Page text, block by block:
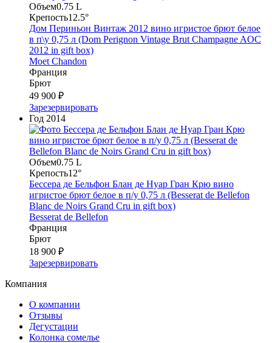
Объем0.75 L
Крепость12.5°
Дом Периньон Винтаж 2012 вино игристое брют белое
в п\у 0,75 л (Dom Perignon Vintage Brut Сhampagne AOC
2012 in gift box)
Moet Chandon
Франция
Брют
49 900 ₽
Зарезервировать
Год 2014
Объем0.75 L
Крепость12°
Бессера де Бельфон Блан де Нуар Гран Крю вино
игристое брют белое в п/у 0,75 л (Besserat de Bellefon
Blanc de Noirs Grand Cru in gift box)
Besserat de Bellefon
Франция
Брют
18 900 ₽
Зарезервировать
Компания
О компании
Отзывы
Дегустации
Колонка сомелье